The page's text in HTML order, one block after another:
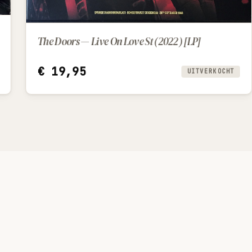
The Doors — Live On Love St (2022) [LP]
€19,95 UITVERKOCHT